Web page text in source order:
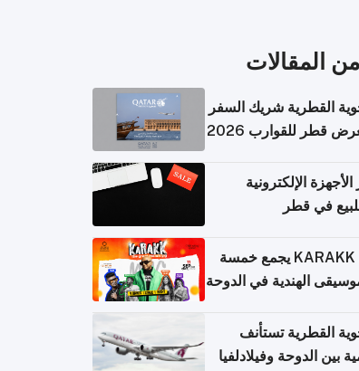
من المقالات
القطرية شريك السفر
قطر للقوارب 2026
الإلكترونية
في قطر
حفل KARAKK 2026 يجمع خمسة
الهندية في الدوحة
القطرية تستأنف
بين الدوحة وفيلادلفيا